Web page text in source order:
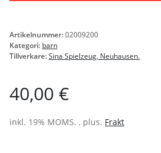
Artikelnummer:02009200
Kategori: barn
Tillverkare:Sina Spielzeug, Neuhausen.
40,00 €
inkl. 19% MOMS. , plus. Frakt